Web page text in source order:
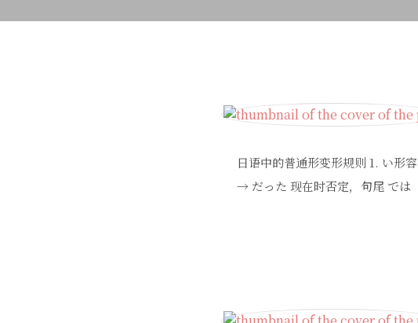
日语中的普通形变形规则 1. い形
→ だった 现在时否定，句尾 では